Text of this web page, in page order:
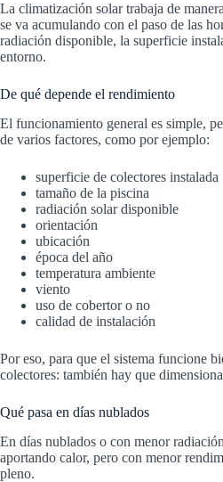
La climatización solar trabaja de
se va acumulando con el paso de las
radiación disponible, la superficie
entorno.
De qué depende el rendimiento
El funcionamiento general es simple,
de varios factores, como por ejemplo:
superficie de colectores instalada
tamaño de la piscina
radiación solar disponible
orientación
ubicación
época del año
temperatura ambiente
viento
uso de cobertor o no
calidad de instalación
Por eso, para que el sistema funcione
colectores: también hay que
Qué pasa en días nublados
En días nublados o con menor
aportando calor, pero con menor
pleno.